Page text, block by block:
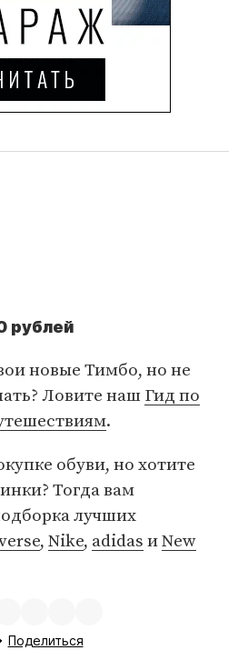
рублей
новые Тимбо, но не
Ловите наш Гид по
.
обуви, но хотите
Тогда вам
лучших
, Nike, adidas иNew
Поделиться